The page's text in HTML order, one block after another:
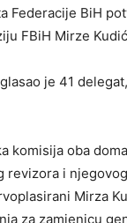
Federacije BiH
FBiH Mirze
je 41
komisija oba
revizora i
Mirza
za zamjenicu